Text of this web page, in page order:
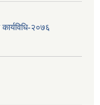
२०७६